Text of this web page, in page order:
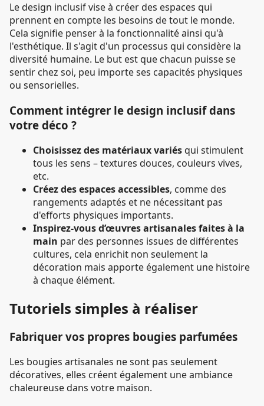
Le design inclusif vise à créer des espaces qui
prennent en compte les besoins de tout le monde.
Cela signifie penser à la fonctionnalité ainsi qu'à
l'esthétique. Il s'agit d'un processus qui considère la
diversité humaine. Le but est que chacun puisse se
sentir chez soi, peu importe ses capacités physiques
ou sensorielles.
Comment intégrer le design inclusif dans
votre déco ?
Choisissez des matériaux variésqui stimulent
tous les sens – textures douces, couleurs vives,
etc.
Créez des espaces accessibles, comme des
rangements adaptés et ne nécessitant pas
d'efforts physiques importants.
Inspirez-vous d’œuvres artisanales faites à la
main par des personnes issues de différentes
cultures, cela enrichit non seulement la
décoration mais apporte également une histoire
à chaque élément.
Tutoriels simples à réaliser
Fabriquer vos propres bougies parfumées
Les bougies artisanales ne sont pas seulement
décoratives, elles créent également une ambiance
chaleureuse dans votre maison.